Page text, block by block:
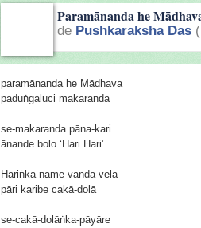
Paramānanda he
de Pushkaraksha Das (
paramānanda he Mādhava
paduṅgaluci makaranda
se-makaranda pāna-kari
ānande bolo ‘Hari Hari’
Hariṅka nāme vānda velā
pāri karibe cakā-dolā
se-cakā-dolāṅka-pāyāre